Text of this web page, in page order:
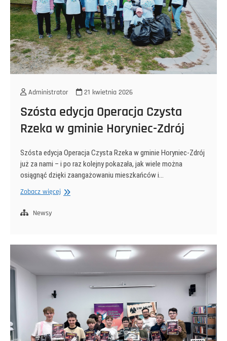
Administrator 21 kwietnia 2026
Szósta edycja Operacja Czysta
Rzeka w gminie Horyniec-Zdrój
Szósta edycja Operacja Czysta Rzeka w gminie Horyniec-Zdrój
już za nami – i po raz kolejny pokazała, jak wiele można
osiągnąć dzięki zaangażowaniu mieszkańców i…
Zobacz więcej Szósta
w
gminie
Zdrój
Newsy